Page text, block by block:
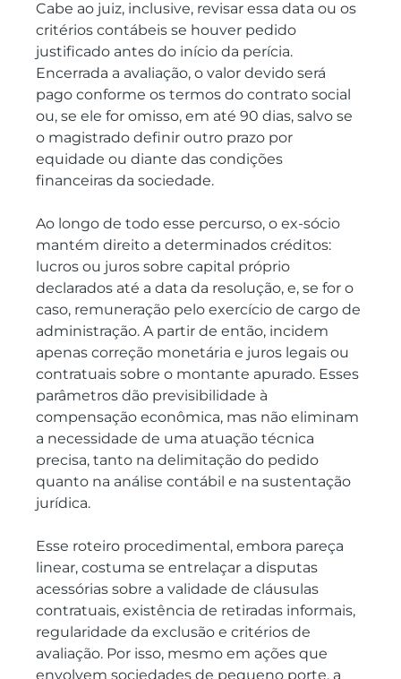
Cabe ao juiz, inclusive, revisar essa data ou os
critérios contábeis se houver pedido
justificado antes do início da perícia.
Encerrada a avaliação, o valor devido será
pago conforme os termos do contrato social
ou, se ele for omisso, em até 90 dias, salvo se
o magistrado definir outro prazo por
equidade ou diante das condições
financeiras da sociedade.
Ao longo de todo esse percurso, o ex-sócio
mantém direito a determinados créditos:
lucros ou juros sobre capital próprio
declarados até a data da resolução, e, se for o
caso, remuneração pelo exercício de cargo de
administração. A partir de então, incidem
apenas correção monetária e juros legais ou
contratuais sobre o montante apurado. Esses
parâmetros dão previsibilidade à
compensação econômica, mas não eliminam
a necessidade de uma atuação técnica
precisa, tanto na delimitação do pedido
quanto na análise contábil e na sustentação
jurídica.
Esse roteiro procedimental, embora pareça
linear, costuma se entrelaçar a disputas
acessórias sobre a validade de cláusulas
contratuais, existência de retiradas informais,
regularidade da exclusão e critérios de
avaliação. Por isso, mesmo em ações que
envolvem sociedades de pequeno porte, a